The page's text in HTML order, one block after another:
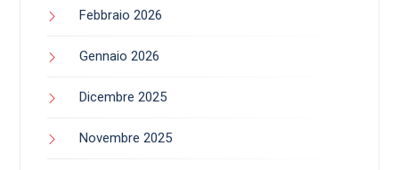
Febbraio 2026
Gennaio 2026
Dicembre 2025
Novembre 2025